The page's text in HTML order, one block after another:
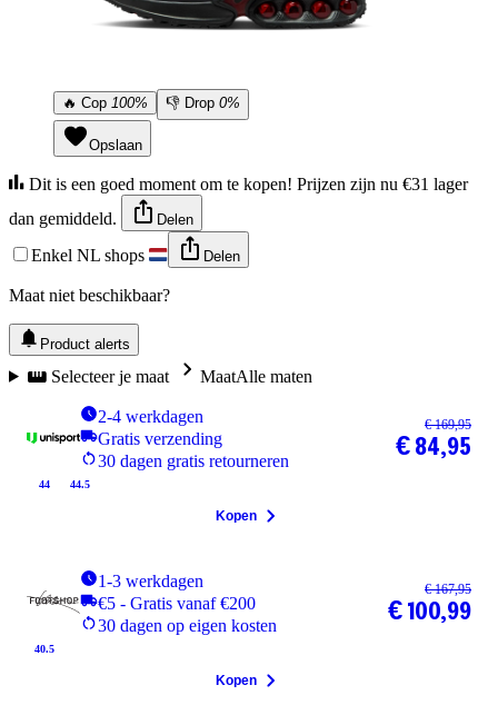
🔥 Cop 100% 👎 Drop 0%
Opslaan
Dit is een goed moment om te kopen! Prijzen zijn nu €31 lager
dan gemiddeld.
Delen
Enkel NL shops Delen
Maat niet beschikbaar?
Product alerts
Selecteer je maat MaatAlle maten
2-4 werkdagen
Gratis verzending
30 dagen gratis retourneren
44 44.5
€ 169,95
€ 84,95
Kopen
1-3 werkdagen
€5 - Gratis vanaf €200
30 dagen op eigen kosten
40.5
€ 167,95
€ 100,99
Kopen